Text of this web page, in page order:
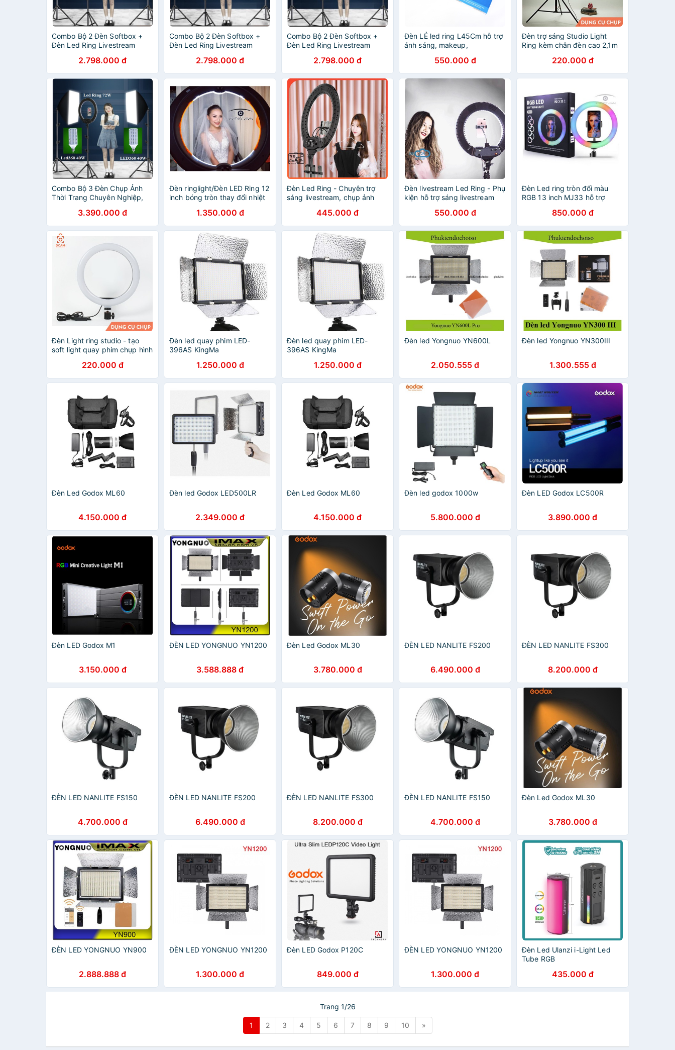
Combo Bộ 2 Đèn Softbox +
Đèn Led Ring Livestream
Chuyên Nghiệp2.798.000 đ
Combo Bộ 2 Đèn Softbox +
Đèn Led Ring Livestream
Chuyên Nghiệp2.798.000 đ
Combo Bộ 2 Đèn Softbox +
Đèn Led Ring Livestream
Chuyên Nghiệp2.798.000 đ
Đèn LẺ led ring L45Cm hỗ trợ
ánh sáng, makeup,
sản phẩm550.000 đ
Đèn trợ sáng Studio Light
Ring kèm chân đèn cao 2,1m
220.000 đ
Combo Bộ 3 Đèn Chụp Ảnh
Thời Trang Chuyên Nghiệp,
Video Chụp Sản Phẩm, Bóng
Led360 + Led Ring
3.390.000 đ
Đèn ringlight/Đèn LED Ring 12
inch bóng tròn thay đổi nhiệt
bị chụp ảnh, quay phim studio
1.350.000 đ
Đèn Led Ring - Chuyên trợ
sáng livestream, chụp ảnh
dẫn trang điểm - TiTi Decor
445.000 đ
Đèn livestream Led Ring - Phụ
kiện hỗ trợ sáng livestream
hình sản phẩm - SkyDecor
550.000 đ
Đèn Led ring tròn đổi màu
RGB 13 inch MJ33 hỗ trợ
quay vlog cá nhân
850.000 đ
Đèn Light ring studio - tạo
soft light quay phim chụp hình
220.000 đ
Đèn led quay phim LED-
396AS KingMa
1.250.000 đ
Đèn led quay phim LED-
396AS KingMa
1.250.000 đ
Đèn led Yongnuo YN600L
2.050.555 đ
Đèn led Yongnuo YN300III
1.300.555 đ
Đèn Led Godox ML60
4.150.000 đ
Đèn led Godox LED500LR
2.349.000 đ
Đèn Led Godox ML60
4.150.000 đ
Đèn led godox 1000w
5.800.000 đ
Đèn LED Godox LC500R
3.890.000 đ
Đèn LED Godox M1
3.150.000 đ
ĐÈN LED YONGNUO YN1200
3.588.888 đ
Đèn Led Godox ML30
3.780.000 đ
ĐÈN LED NANLITE FS200
6.490.000 đ
ĐÈN LED NANLITE FS300
8.200.000 đ
ĐÈN LED NANLITE FS150
4.700.000 đ
ĐÈN LED NANLITE FS200
6.490.000 đ
ĐÈN LED NANLITE FS300
8.200.000 đ
ĐÈN LED NANLITE FS150
4.700.000 đ
Đèn Led Godox ML30
3.780.000 đ
ĐÈN LED YONGNUO YN900
2.888.888 đ
ĐÈN LED YONGNUO YN1200
1.300.000 đ
Đèn LED Godox P120C
849.000 đ
ĐÈN LED YONGNUO YN1200
1.300.000 đ
Đèn Led Ulanzi i-Light Led
Tube RGB
435.000 đ
Trang 1/26
1 2 3 4 5 6 7 8 9 10 »